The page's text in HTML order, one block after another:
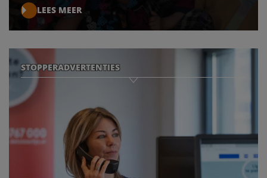
LEES MEER
STOPPERADVERTENTIES